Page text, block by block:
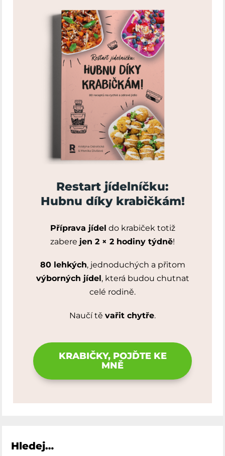
Restart jídelníčku:
Hubnu díky krabičkám!
Příprava jídel do krabiček totiž
zabere jen 2 × 2 hodiny týdně!
80 lehkých, jednoduchých a přitom
výborných jídel, která budou chutnat
celé rodině.
Naučí tě vařit chytře.
KRABIČKY, POJĎTE KE
MNĚ
Hledej…